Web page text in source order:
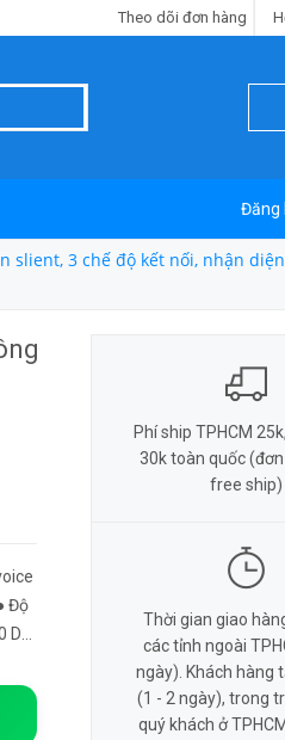
Theo dõi đơn hàng
Đăng
slient, 3 chế độ kết nối, nhận
Độ
Phí ship TPHCM
30k toàn quốc
free ship)
Thời gian giao
các tỉnh ngoài
ngày). Khách hàng
(1 - 2 ngày), trong
quý khách ở